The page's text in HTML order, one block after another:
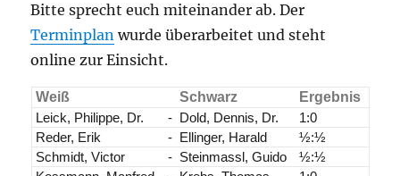
Bitte sprecht euch miteinander ab. Der
Terminplan wurde überarbeitet und steht
online zur Einsicht.
Weiß Schwarz
Ergebnis
Leick, Philippe, Dr.
- Dold, Dennis, Dr.
1:0
Reder, Erik
- Ellinger, Harald
½:½
Schmidt, Victor
- Steinmassl, Guido
½:½